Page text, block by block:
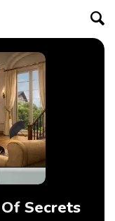
Secrets